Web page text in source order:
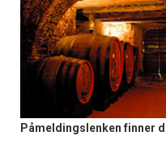
Påmeldingslenken finner